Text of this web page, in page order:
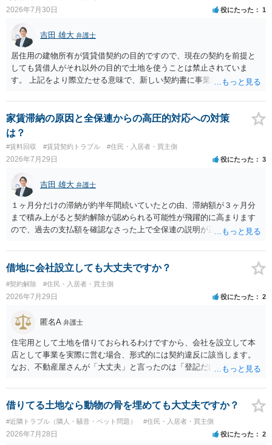
あるお知り合いさんにとっても、自身の経済的負担を最小限に食い止
められるため望ましいやり方だといえます。
2026年7月30日 役にたった 1
吉田 雄大 弁護士
居住用の建物所有が賃貸借契約の目的ですので、現在の契約を前提と
しても賃借人がそれ以外の目的で土地を使うことは禁止されていま
す。 上記をより際立たせる意味で、新しい契約書に事業用として用い
交渉である以上賃借人が拒んだ場合には入りませんが、提案するのは
良い方法と思います。
家賃滞納の原因と全保連からの高圧的対応への対策
は？
#賃料回収 #賃貸契約トラブル #住民・入居者・買主側
2026年7月29日 役にたった 3
吉田 雄大 弁護士
１ヶ月分だけの滞納が約半年間続いていたとの由、滞納額が３ヶ月分
まで積み上がると契約解除が認められる可能性が飛躍的に高まります
ので、過去の支払額を確認なさった上で全保連の説明が正しければ、
た理由は気になるところですが、中身のある返答は期待できないと思
います。
借地に会社設立しても大丈夫ですか？
#契約解除 #住民・入居者・買主側
2026年7月29日 役にたった 2
匿名A 弁護士
住宅用として土地を借りておられるわけですから、会社を設立して本
店として事業を実際に営む場合、形式的には契約違反に該当します。
なお、不動産屋さんが「大丈夫」と言ったのは「登記だけなら実務上
れますが、これは法的な保証ではありません。 ただ、解除まで認めら
れるかどうかについては信頼関係が破壊されたかどうかで判断されま
すので、建物を事務所・店舗用に大きく改築する等までなさらない限
り、リスクはそれほど大きくないかもしれません。 しかしそれでも、
大家さんが契約違反を口実に、将来の更新時に更新料の上乗せを要求
借りてる土地なら動物の骨を埋めても大丈夫ですか？
#近隣トラブル（隣人・騒音・ペット問題） #住民・入居者・買主側
2026年7月28日 役にたった 2